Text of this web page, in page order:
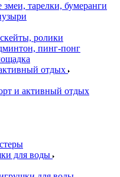
тарелки, бумеранги
ролики
пинг-понг
отдых
и активный отдых
для воды